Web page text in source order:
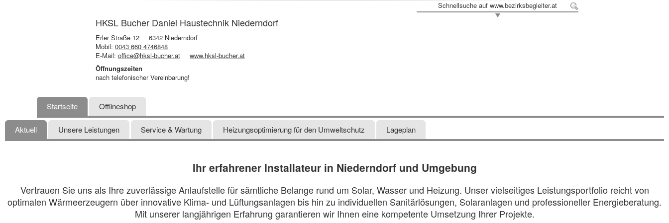
Schnellsuche auf www.bezirksbegleiter.at
HKSL Bucher Daniel Haustechnik Niederndorf
Erler Straße 12
6342 Niederndorf
Mobil: 0043 660 4746848
E-Mail: office@hksl-bucher.at
www.hksl-bucher.at
Öffnungszeiten
nach telefonischer Vereinbarung!
Startseite Offlineshop
Aktuell Unsere Leistungen Service & Wartung Heizungsoptimierung für den Umweltschutz Lageplan
Ihr erfahrener Installateur in Niederndorf und Umgebung
Vertrauen Sie uns als Ihre zuverlässige Anlaufstelle für sämtliche Belange rund um Solar, Wasser und Heizung. Unser vielseitiges Leistungsportfolio reicht von
optimalen Wärmeerzeugern über innovative Klima- und Lüftungsanlagen bis hin zu individuellen Sanitärlösungen, Solaranlagen und professioneller Energieberatung.
Mit unserer langjährigen Erfahrung garantieren wir Ihnen eine kompetente Umsetzung Ihrer Projekte.